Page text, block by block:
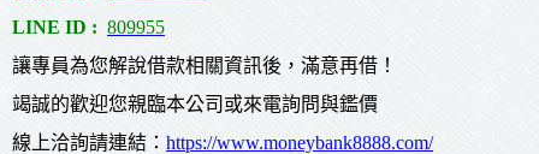
LINE ID : 809955
讓專員為您解說借款相關資訊後，滿意再借！
竭誠的歡迎您親臨本公司或來電詢問與鑑價
線上洽詢請連結： https://www.moneybank8888.com/